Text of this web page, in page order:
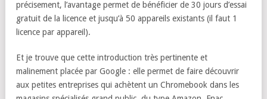
précisement, l’avantage permet de bénéficier de 30 jours d’essai
gratuit de la licence et jusqu’à 50 appareils existants (il faut 1
licence par appareil).
Et je trouve que cette introduction très pertinente et
malinement placée par Google : elle permet de faire découvrir
aux petites entreprises qui achètent un Chromebook dans les